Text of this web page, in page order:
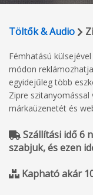
Töltők & Audio
Fémhatású
módon
egyidejűleg több
Zipre
márkaüzenetét és
Szállítási idő 6
szabjuk, és ezen
Kapható akár